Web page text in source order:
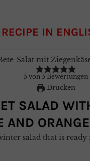
RECIPE IN
5 von 5 Bewertungen
Drucken
SALAD
AND ORANGE